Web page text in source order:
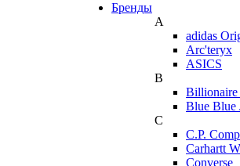
Бренды
A
adidas
Arc'teryx
ASICS
B
Blue Blue
C
C.P.
Carhartt
Converse